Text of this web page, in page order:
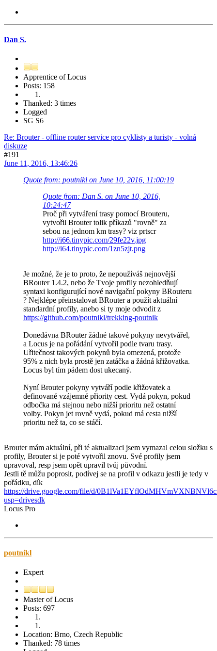
Dan S.
Apprentice of Locus
Posts: 158
Thanked: 3 times
Logged
SG S6
Re: Brouter - offline router service pro cyklisty a turisty - volná
diskuze
#191
June 11, 2016, 13:46:26
Quote from: poutnikl on June 10, 2016, 11:00:19
Quote from: Dan S. on June 10, 2016,
10:24:47
Proč při vytváření trasy pomocí Brouteru,
vytvořil Brouter tolik příkazů "rovně" za
sebou na jednom km trasy? viz prtscr
http://i66.tinypic.com/29fe22v.jpg
http://i64.tinypic.com/1zn5zjt.png
Je možné, že je to proto, že nepoužíváš nejnovější
BRouter 1.4.2, nebo že Tvoje profily nezohledňují
syntaxi konfigurující nové navigační pokyny BRouteru
? Nejklépe přeinstalovat BRouter a použít aktuální
standardní profily, anebo si ty moje odvodit z
https://github.com/poutnikl/trekking-poutnik
Donedávna BRouter žádné takové pokyny nevytvářel,
a Locus je na pořádání vytvořil podle tvaru trasy.
Uřitečnost takových pokynů byla omezená, protože
95% z nich byla prostě jen zatáčka a žádná křižovatka.
Locus byl tím pádem dost ukecaný.
Nyní Brouter pokyny vytváří podle křižovatek a
definované vzájemné přiority cest. Vydá pokyn, pokud
odbočka má stejnou nebo nižší prioritu než ostatní
volby. Pokyn jet rovně vydá, pokud má cesta nižší
prioritu než ta, co se stáčí.
Brouter mám aktuální, při té aktualizaci jsem vymazal celou složku s
profily, Brouter si je poté vytvořil znovu. Své profily jsem
upravoval, resp jsem opět upravil tvůj původní.
Jestli tě můžu poprosit, podívej se na profil v odkazu jestli je tedy v
pořádku, dík
https://drive.google.com/file/d/
usp=drivesdk
Locus Pro
poutnikl
Expert
Master of Locus
Posts: 697
Location: Brno, Czech Republic
Thanked: 78 times